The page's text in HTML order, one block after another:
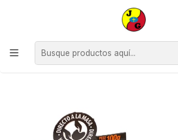
Disponible sólo Retiro en
Despensa
Harina Levadura Polvos de Hornear y